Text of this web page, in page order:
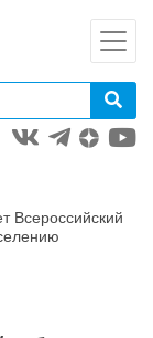
Всероссийский